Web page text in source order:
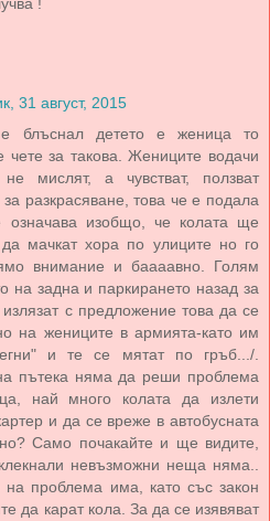
!
31 август, 2015
блъснал детето е женица то
чете за такова. Жениците водачи
мислят, а чувстват, ползват
разкрасяване, това че е подала
означава изобщо, че колата ще
мачкат хора по улиците но го
внимание и баааавно. Голям
на задна и паркирането назад за
с предложение това да се
на жениците в армията-като им
и те се мятат по гръб.../.
пътека няма да реши проблема
най много колата да излети
и да се вреже в автобусната
Само почакайте и ще видите,
невъзможни неща няма..
проблема има, като със закон
да карат кола. За да се изявяват